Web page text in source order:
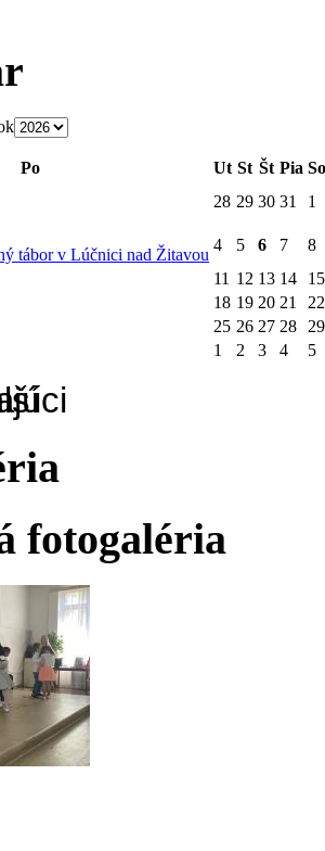
Po Ut St Št Pia So
28 29 30 31
1
tábor v Lúčnici nad Žitavou
4 5 6 7
8
11 12 13 14
15
18 19 20 21
22
25 26 27 28
29
1 2 3 4 5
fotogaléria